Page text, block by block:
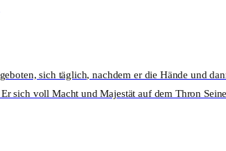
sich täglich, nachdem er die Hände und
sich voll Macht und Majestät auf dem Thron